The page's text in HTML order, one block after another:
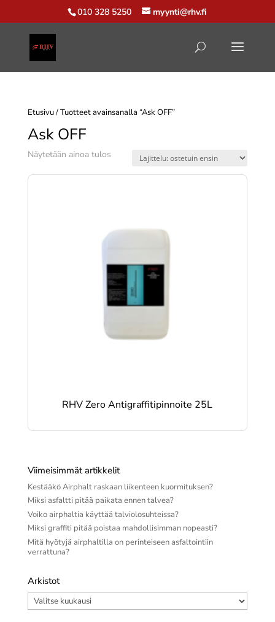
010 328 5250 myynti@rhv.fi
Etusivu/ Tuotteet avainsanalla “Ask OFF”
Ask OFF
Näytetään ainoa tulos
RHV Zero Antigraffitipinnoite 25L
Viimeisimmät artikkelit
Kestääkö Airphalt raskaan liikenteen kuormituksen?
Miksi asfaltti pitää paikata ennen talvea?
Voiko airphaltia käyttää talviolosuhteissa?
Miksi graffiti pitää poistaa mahdollisimman nopeasti?
Mitä hyötyjä airphaltilla on perinteiseen asfaltointiin
verrattuna?
Arkistot
Arkistot